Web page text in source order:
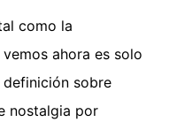
como la
ahora es solo
sobre
nostalgia por